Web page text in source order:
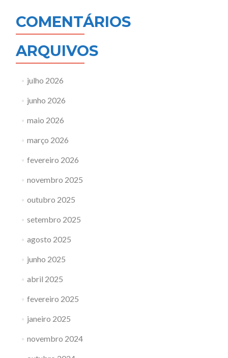
COMENTÁRIOS
ARQUIVOS
julho 2026
junho 2026
maio 2026
março 2026
fevereiro 2026
novembro 2025
outubro 2025
setembro 2025
agosto 2025
junho 2025
abril 2025
fevereiro 2025
janeiro 2025
novembro 2024